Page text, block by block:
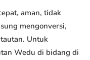
aman, tidak
mengonversi,
Untuk
Wedu di bidang di